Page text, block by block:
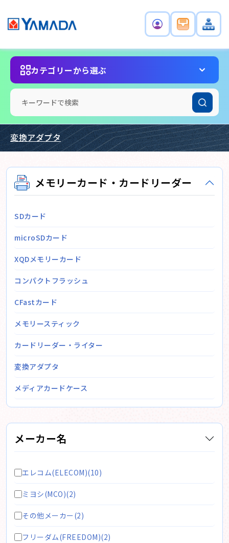
カテゴリーから選ぶ
変換アダプタ
メモリーカード・カードリーダー
SDカード
microSDカード
XQDメモリーカード
コンパクトフラッシュ
CFastカード
メモリースティック
カードリーダー・ライター
変換アダプタ
メディアカードケース
メーカー名
エレコム(ELECOM)(10)
ミヨシ(MCO)(2)
その他メーカー(2)
フリーダム(FREEDOM)(2)